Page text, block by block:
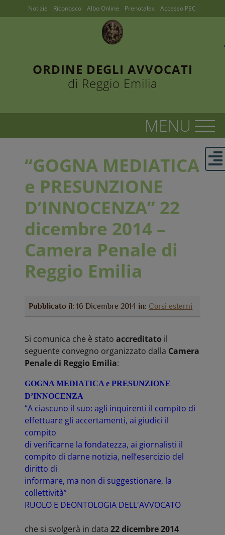
ORDINE DEGLI AVVOCATI
di Reggio Emilia
Notizie Riconosco Albo Online Prenotalex Accesso PEC
“GOGNA MEDIATICA
e PRESUNZIONE
D’INNOCENZA” 22
dicembre 2014 –
Camera Penale di
Reggio Emilia
Pubblicato il: 16 Dicembre 2014in: Corsi esterni
Si comunica che è statoaccreditato il
seguente convegno organizzato dalla Camera
Penale di Reggio Emilia:
GOGNA MEDIATICA e PRESUNZIONE
D’INNOCENZA
“A ciascuno il suo: agli inquirenti il compito di
effettuare gli accertamenti, ai giudici il
compito
di verificarne la fondatezza, ai giornalisti il
compito di darne notizia, nell’esercizio del
diritto di
informare, ma non di suggestionare, la
collettività”
RUOLO E DEONTOLOGIA DELL'AVVOCATO
che si svolgerà in data 22 dicembre 2014